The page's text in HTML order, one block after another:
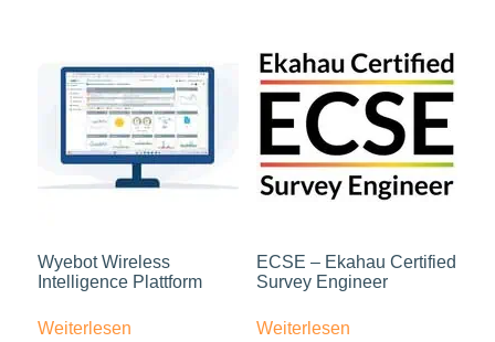
Wyebot Wireless
Intelligence Plattform
Weiterlesen
ECSE – Ekahau Certified
Survey Engineer
Weiterlesen